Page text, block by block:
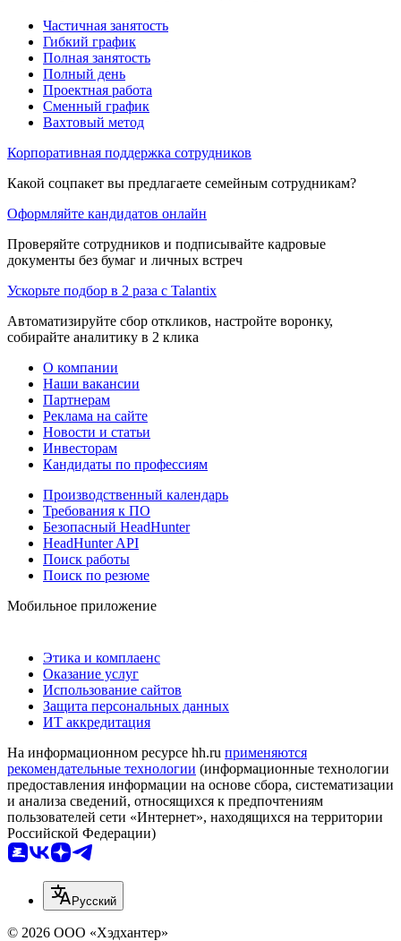
Частичная занятость
Гибкий график
Полная занятость
Полный день
Проектная работа
Сменный график
Вахтовый метод
Корпоративная поддержка сотрудников
Какой соцпакет вы предлагаете семейным сотрудникам?
Оформляйте кандидатов онлайн
Проверяйте сотрудников и подписывайте кадровые
документы без бумаг и личных встреч
Ускорьте подбор в 2 раза с Talantix
Автоматизируйте сбор откликов, настройте воронку,
собирайте аналитику в 2 клика
О компании
Наши вакансии
Партнерам
Реклама на сайте
Новости и статьи
Инвесторам
Кандидаты по профессиям
Производственный календарь
Требования к ПО
Безопасный HeadHunter
HeadHunter API
Поиск работы
Поиск по резюме
Мобильное приложение
Этика и комплаенс
Оказание услуг
Использование сайтов
Защита персональных данных
ИТ аккредитация
На информационном ресурсе hh.ru применяются
рекомендательные технологии (информационные технологии
предоставления информации на основе сбора, систематизации
и анализа сведений, относящихся к предпочтениям
пользователей сети «Интернет», находящихся на территории
Российской Федерации)
Русский
© 2026 ООО «Хэдхантер»